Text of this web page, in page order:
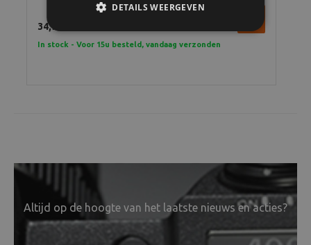
34,95
In stock - Voor 15u besteld, vandaag verzonden
Altijd op de hoogte van het laatste nieuws en acties?
DETAILS WEERGEVEN